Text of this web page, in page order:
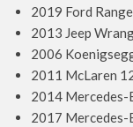
2019 Ford
2013 Jeep
2006
2011 McLaren
2014 Mercedes-
2017 Mercedes-